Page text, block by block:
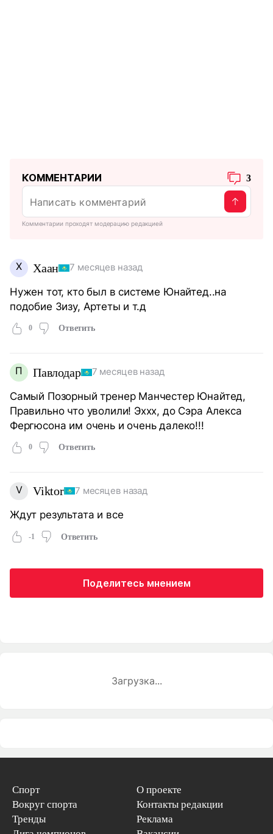
КОММЕНТАРИИ 3
Комментарии проходят модерацию редакцией
Х Хаан 7 месяцев назад
Нужен тот, кто был в системе Юнайтед..на
подобие Зизу, Артеты и т.д
0 Ответить
П Павлодар 7 месяцев назад
Самый Позорный тренер Манчестер Юнайтед,
Правильно что уволили! Эххх, до Сэра Алекса
Фергюсона им очень и очень далеко!!!
0 Ответить
V Viktor 7 месяцев назад
Ждут результата и все
-1 Ответить
Поделитесь мнением
Загрузка...
Спорт
Вокруг спорта
Тренды
О проекте
Контакты редакции
Реклама